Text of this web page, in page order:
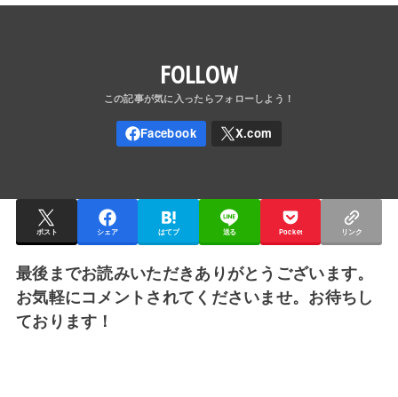
FOLLOW
ポスト シェア はてブ 送る Pocket リンク
最後までお読みいただきありがとうございます。
お気軽にコメントされてくださいませ。お待ちし
ております！